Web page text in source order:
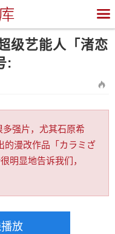

级艺能人「渚恋
:

强片，尤其石原希
的漫改作品「カラミざ
明显地告诉我们，
放